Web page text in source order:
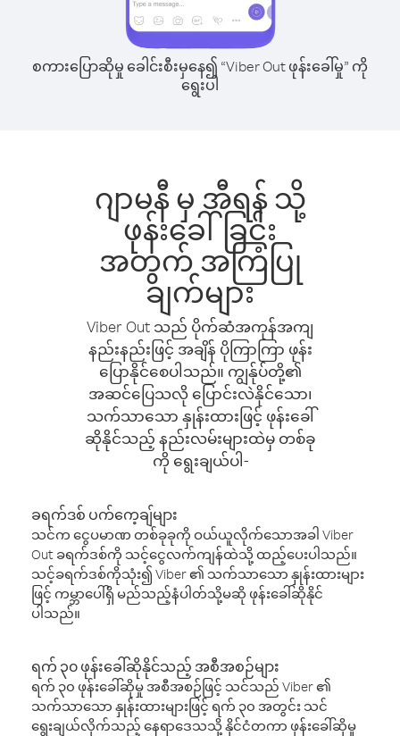
စကားပြောဆိုမှု ခေါင်းစီးမှနေ၍ “Viber Out ဖုန်းခေါ်မှု” ကို
ရွေးပါ
ဂျာမနီ မှ အီရန် သို့
ဖုန်းခေါ်ခြင်း
အတွက် အကြံပြု
ချက်များ
Viber Out သည် ပိုက်ဆံအကုန်အကျ
နည်းနည်းဖြင့် အချိန် ပိုကြာကြာ ဖုန်း
ပြောနိုင်စေပါသည်။ ကျွန်ုပ်တို့၏
အဆင်ပြေသလို ပြောင်းလဲနိုင်သော၊
သက်သာသော နှုန်းထားဖြင့် ဖုန်းခေါ်
ဆိုနိုင်သည့် နည်းလမ်းများထဲမှ တစ်ခု
ကို ရွေးချယ်ပါ-
ခရက်ဒစ် ပက်ကေ့ချ်များ
သင်က ငွေပမာဏ တစ်ခုခုကို ဝယ်ယူလိုက်သောအခါ Viber
Out ခရက်ဒစ်ကို သင့်ငွေလက်ကျန်ထဲသို့ ထည့်ပေးပါသည်။
သင့်ခရက်ဒစ်ကိုသုံး၍ Viber ၏ သက်သာသော နှုန်းထားများ
ဖြင့် ကမ္ဘာပေါ်ရှိ မည်သည့်နံပါတ်သို့မဆို ဖုန်းခေါ်ဆိုနိုင်
ပါသည်။
ရက် ၃၀ ဖုန်းခေါ်ဆိုနိုင်သည့် အစီအစဉ်များ
ရက် ၃၀ ဖုန်းခေါ်ဆိုမှု အစီအစဉ်ဖြင့် သင်သည် Viber ၏
သက်သာသော နှုန်းထားများဖြင့် ရက် ၃၀ အတွင်း သင်
ရွေးချယ်လိုက်သည့် နေရာဒေသသို့ နိုင်ငံတကာ ဖုန်းခေါ်ဆိုမှု